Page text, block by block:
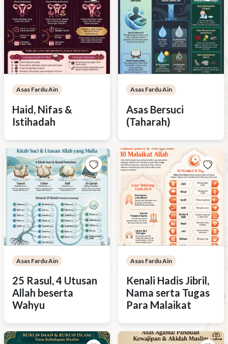
Asas Fardu Ain
Haid, Nifas &
Istihadah
Asas Fardu Ain
Asas Bersuci
(Taharah)
Asas Fardu Ain
25 Rasul, 4 Utusan
Allah beserta
Wahyu
Asas Fardu Ain
Kenali Hadis Jibril,
Nama serta Tugas
Para Malaikat